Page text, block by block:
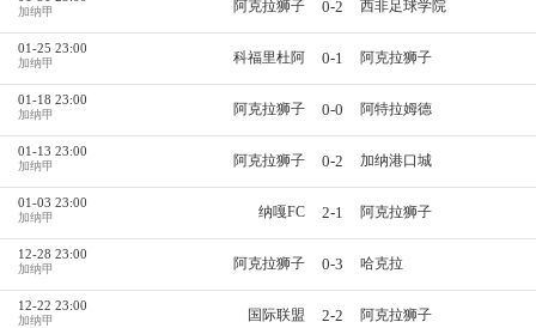
加纳甲 阿克拉狮子 0-2 西非足球学院
01-25 23:00
加纳甲 科福里杜阿 0-1 阿克拉狮子
01-18 23:00
加纳甲 阿克拉狮子 0-0 阿特拉姆德
01-13 23:00
加纳甲 阿克拉狮子 0-2 加纳港口城
01-03 23:00
加纳甲 纳嘎FC 2-1 阿克拉狮子
12-28 23:00
加纳甲 阿克拉狮子 0-3 哈克拉
12-22 23:00
加纳甲 国际联盟 2-2 阿克拉狮子